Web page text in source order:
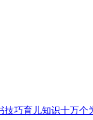
技巧育儿知识十万个